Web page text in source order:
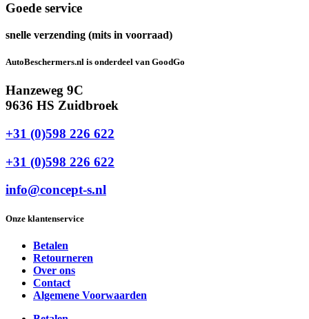
Goede service
snelle verzending (mits in voorraad)
AutoBeschermers.nl is onderdeel van GoodGo
Hanzeweg 9C
9636 HS Zuidbroek
+31 (0)598 226 622
+31 (0)598 226 622
info@concept-s.nl
Onze klantenservice
Betalen
Retourneren
Over ons
Contact
Algemene Voorwaarden